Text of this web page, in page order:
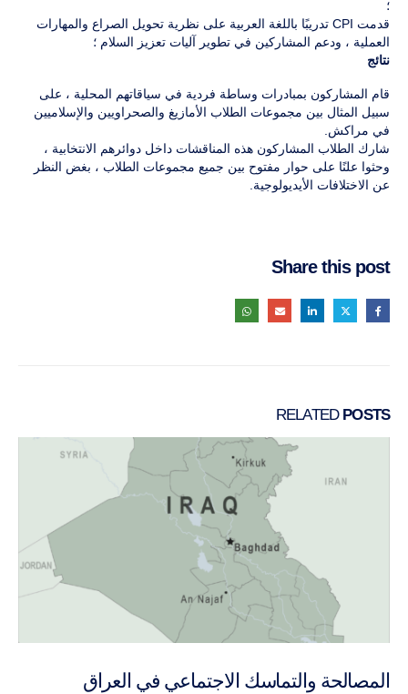
؛
قدمت CPI تدريبًا باللغة العربية على نظرية تحويل الصراع والمهارات
العملية ، ودعم المشاركين في تطوير آليات تعزيز السلام ؛
نتائج
قام المشاركون بمبادرات وساطة فردية في سياقاتهم المحلية ، على
سبيل المثال بين مجموعات الطلاب الأمازيغ والصحراويين والإسلاميين
في مراكش.
شارك الطلاب المشاركون هذه المناقشات داخل دوائرهم الانتخابية ،
وحثوا علنًا على حوار مفتوح بين جميع مجموعات الطلاب ، بغض النظر
عن الاختلافات الأيديولوجية.
Share this post
RELATED POSTS
تعزيز الحوار الشامل في لبنان